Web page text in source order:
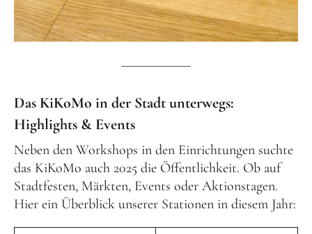
Das KiKoMo in der Stadt unterwegs:
Highlights & Events
Neben den Workshops in den Einrichtungen suchte
das KiKoMo auch 2025 die Öffentlichkeit. Ob auf
Stadtfesten, Märkten, Events oder Aktionstagen.
Hier ein Überblick unserer Stationen in diesem Jahr: